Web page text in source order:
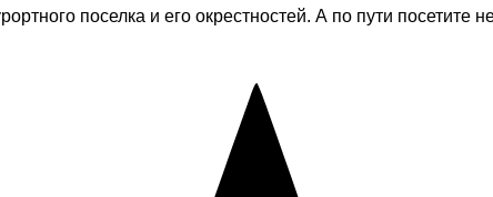
поселка и его окрестностей. А по пути